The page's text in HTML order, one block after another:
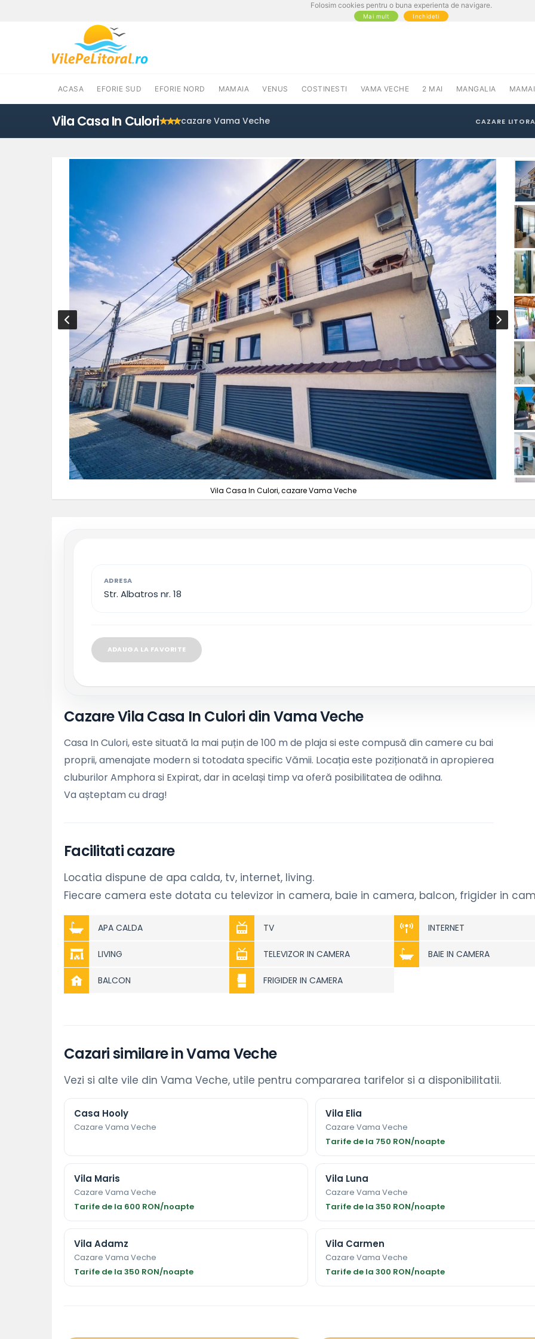
Folosim cookies pentru o buna experienta de navigare.
Mai mult Inchideti
ACASA EFORIE SUD EFORIE NORD MAMAIA VENUS COSTINESTI VAMA VECHE 2 MAI MANGALIA
Vila Casa In Culori cazare Vama Veche CAZARE
Vila Casa In Culori, cazare Vama Veche
ADRESA
Str. Albatros nr. 18
ADAUGA LA FAVORITE
Cazare Vila Casa In Culori din Vama Veche
Casa In Culori, este situată la mai puțin de 100 m de plaja si este compusă din camere cu bai
proprii, amenajate modern si totodata specific Vămii. Locația este poziționată in apropierea
cluburilor Amphora si Expirat, dar in același timp va oferă posibilitatea de odihna.
Va așteptam cu drag!
Facilitati cazare
Locatia dispune de apa calda, tv, internet, living.
Fiecare camera este dotata cu televizor in camera, baie in camera, balcon, frigider in
APA CALDA TV INTERNET
LIVING TELEVIZOR IN CAMERA BAIE IN CAMERA
BALCON FRIGIDER IN CAMERA
Cazari similare in Vama Veche
Vezi si alte vile din Vama Veche, utile pentru compararea tarifelor si a disponibilitatii.
Casa Hooly
Cazare Vama Veche
Vila Elia
Cazare Vama Veche
Tarife de la 750 RON/noapte
Vila Maris
Cazare Vama Veche
Tarife de la 600 RON/noapte
Vila Luna
Cazare Vama Veche
Tarife de la 350 RON/noapte
Vila Adamz
Cazare Vama Veche
Tarife de la 350 RON/noapte
Vila Carmen
Cazare Vama Veche
Tarife de la 300 RON/noapte